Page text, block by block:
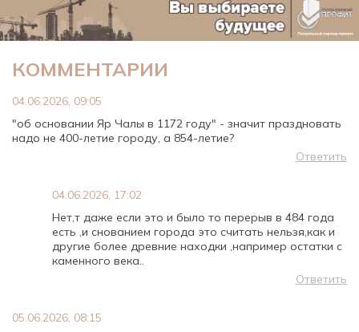
КОММЕНТАРИИ
04.06.2026, 09:05
"об основании Яр Чалы в 1172 году" - значит праздновать
надо не 400-летие городу, а 854-летие?
Ответить
04.06.2026, 17:02
Нет,т даже если это и было то перерыв в 484 года
есть ,и снованием города это считать нельзя,как и
другие более древние находки ,например остатки с
каменного века..
Ответить
05.06.2026, 08:15